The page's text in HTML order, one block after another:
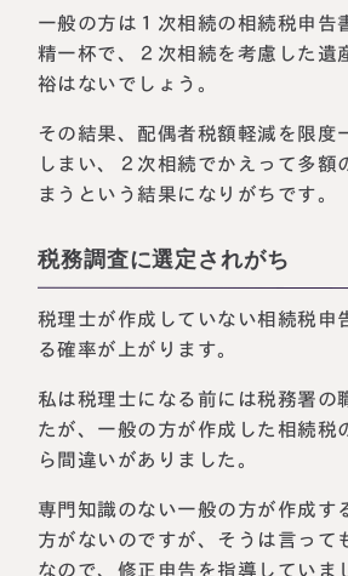
一般の方は１次相続の相続税申告
精一杯で、２次相続を考慮した遺
裕はないでしょう。
その結果、配偶者税額軽減を限度
しまい、２次相続でかえって多額
まうという結果になりがちです。
税務調査に選定されがち
税理士が作成していない相続税申
る確率が上がります。
私は税理士になる前には税務署の
たが、一般の方が作成した相続税
ら間違いがありました。
専門知識のない一般の方が作成す
方がないのですが、そうは言って
なので、修正申告を指導していま